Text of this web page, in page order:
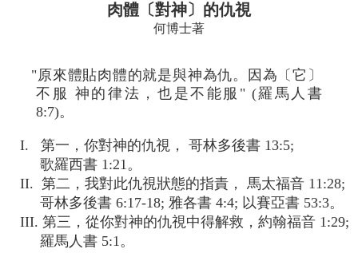
肉體〔對神〕的仇視
何博士著
"原來體貼肉體的就是與神為仇。因為〔它〕
不服 神的律法，也是不能服" (羅馬人書
8:7)。
I. 第一，你對神的仇視， 哥林多後書 13:5;
歌羅西書 1:21。
II. 第二，我對此仇視狀態的指責， 馬太福音 11:28;
哥林多後書 6:17-18; 雅各書 4:4; 以賽亞書 53:3。
III. 第三，從你對神的仇視中得解救，約翰福音 1:29;
羅馬人書 5:1。